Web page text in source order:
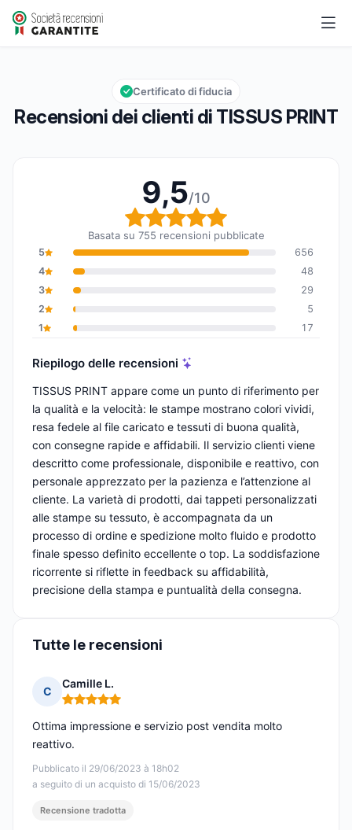
TISSUS PRINT
Valutazione globale: 9,5 su 10
9,5/10
Recensioni dei clienti di TISSUS PRINT
Certificato di fiducia
9,5/10
Valutazione globale:
Basata su 755 recensioni pubblicate
5
656
4
48
3
29
2
5
1
17
Riepilogo delle recensioni
TISSUS PRINT appare come un punto di riferimento per
la qualità e la velocità: le stampe mostrano colori vividi,
resa fedele al file caricato e tessuti di buona qualità,
con consegne rapide e affidabili. Il servizio clienti viene
descritto come professionale, disponibile e reattivo, con
personale apprezzato per la pazienza e l’attenzione al
cliente. La varietà di prodotti, dai tappeti personalizzati
alle stampe su tessuto, è accompagnata da un
processo di ordine e spedizione molto fluido e prodotto
finale spesso definito eccellente o top. La soddisfazione
ricorrente si riflette in feedback su affidabilità,
precisione della stampa e puntualità della consegna.
Tutte le recensioni
C
Camille L.
Nota: 5 su 5
Pubblicato il 29/06/2023 à 18h02
a seguito di un acquisto di 15/06/2023
Ottima impressione e servizio post vendita molto
reattivo.
Recensione tradotta